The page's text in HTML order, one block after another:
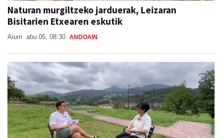
Naturan murgiltzeko jarduerak, Leizaran
Bisitarien Etxearen eskutik
Aiurri abu 05, 08:30 ANDOAIN